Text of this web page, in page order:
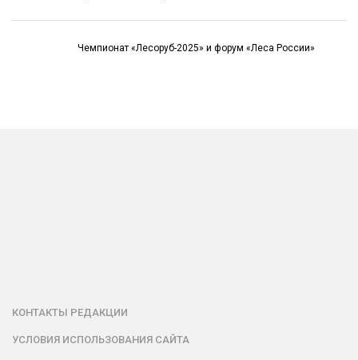
Чемпионат «Лесоруб-2025» и форум «Леса России»
КОНТАКТЫ РЕДАКЦИИ
УСЛОВИЯ ИСПОЛЬЗОВАНИЯ САЙТА